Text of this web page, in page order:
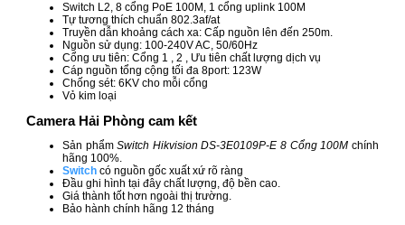
Switch L2, 8 cổng PoE 100M, 1 cổng uplink 100M
Tự tương thích chuẩn 802.3af/at
Truyền dẫn khoảng cách xa: Cấp nguồn lên đến 250m.
Nguồn sử dụng: 100-240V AC, 50/60Hz
Cổng ưu tiên: Cổng 1 , 2 , Ưu tiên chất lượng dịch vụ
Cáp nguồn tổng cộng tối đa 8port: 123W
Chống sét: 6KV cho mỗi cổng
Vỏ kim loại
Camera Hải Phòng cam kết
Sản phẩm Switch Hikvision DS-3E0109P-E 8 Cổng 100M chính
hãng 100%.
Switchcó nguồn gốc xuất xứ rõ ràng
Đầu ghi hình tại đây chất lượng, độ bền cao.
Giá thành tốt hơn ngoài thị trường.
Bảo hành chính hãng 12 tháng